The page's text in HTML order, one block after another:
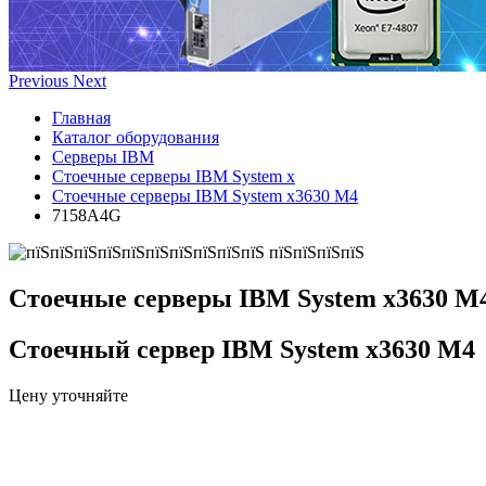
Previous Next
Главная
Каталог оборудования
Серверы IBM
Стоечные серверы IBM System x
Стоечные серверы IBM System x3630 M4
7158A4G
Стоечные серверы IBM System x3630
Стоечный сервер IBM System x3630 M4
Цену уточняйте